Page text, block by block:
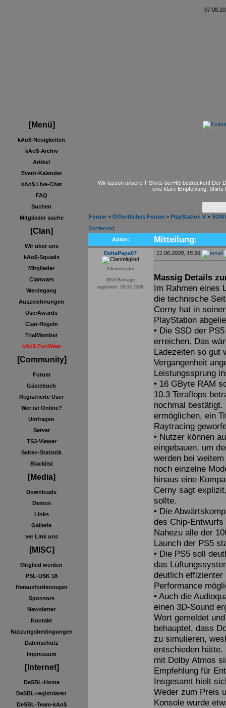
[Menü]
kAo$-Neuigkeiten
kAo$-Archiv
Artikel
Event-Kalender
kAo$ Live-Chat
FAQ
Suchen
Mitglieder suche
[Clan]
Wir über uns
kAo$-Squads
Mitglieder
Clanwars
Werdegang
Auszeichnungen
UserAwards
Clan-Regeln
TrialMember
kAo$ FunWear
[Community]
Forum
Gästebuch
Registrierte User
Wer ist Online?
Umfragen
Server
TS3-Viewer
Seiten-Statistik
Blacklist
[Media]
Downloads
Demos
Links
Gallerie
ver Link uns
[MISC]
Mitglied werden
PSL-USK 18
Herausforderungen
Sponsors
Newsletter
Kontakt
Nutzungsbedingungen
Datenschutz
Impressum
[Internet]
DeSBL-Home
DeSBL-registrieren
DeSBL-Team-kAo$
Wir lassen unsere T-Shirts bei Hi5 bedrucken! Der
eine klare Empfehlung,
Forum » Öffentliches Forum » PlayStation V »
Sortierung:
Autor:
Mitteilung:
DeltaPapa07
Administrator
3853 Beiträge
registriert: 28.05.2009
11.06.2020, 15:36
Massig Details
Im Rahmen eines
die technische
Cerny hat in
PlayStation
• Die SSD der
erreichen. Das
Ladezeiten so gut
Vergangenheit
Leistungssprung
• 16 GByte RAM
10.3 Teraflops
nochmal
ermöglichen, ein
Raytracing
• Nutzer können
eingebauen, um
werden bei
noch einzelne
hinaus eine
Cerny sagt
sollte.
• Die
des Chip-
Nahezu alle der
Launch der PS5
• Die PS5 soll
das
deutlich effizienter
Performance
• Auch die
einen 3D-Sound
Wort gemeldet
behauptet, dass
zu simulieren,
entschieden
mit Dolby Atmos
Empfehlung für
Insgesamt hielt
Weder zum Preis
Konsole wurde